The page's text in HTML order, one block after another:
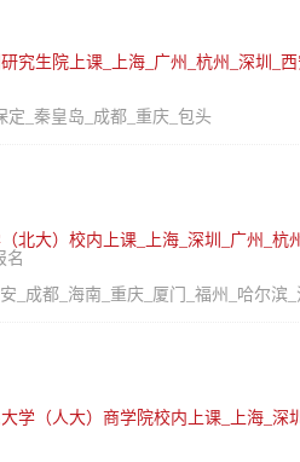
究生院上课_上海_广州_杭州_深圳_西
定_秦皇岛_成都_重庆_包头
北大）校内上课_上海_深圳_广州_杭
名
_成都_海南_重庆_厦门_福州_哈尔滨
学（人大）商学院校内上课_上海_深